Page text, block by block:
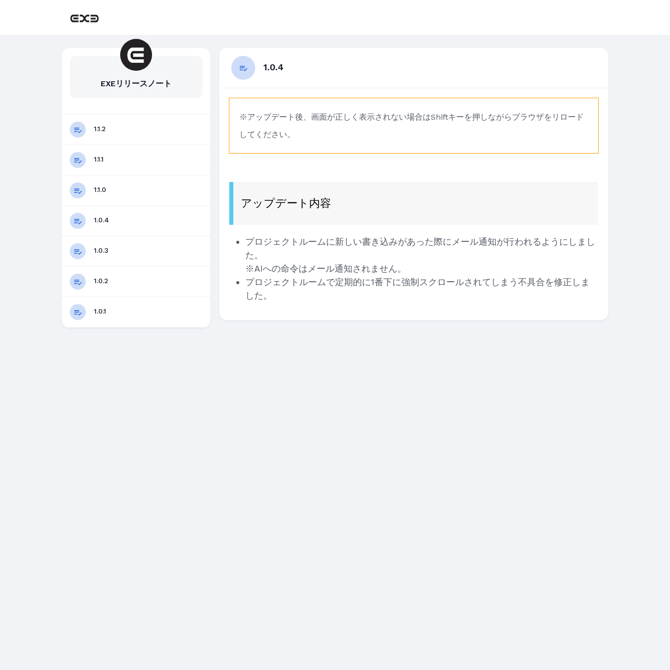
EXEリリースノート
1.1.2
1.1.1
1.1.0
1.0.4
1.0.3
1.0.2
1.0.1
1.0.4
※アップデート後、画面が正しく表示されない場合はShiftキーを押しながらブラウザをリロード
してください。
アップデート内容
プロジェクトルームに新しい書き込みがあった際にメール通知が行われるようにしまし
た。
※AIへの命令はメール通知されません。
プロジェクトルームで定期的に1番下に強制スクロールされてしまう不具合を修正しま
した。